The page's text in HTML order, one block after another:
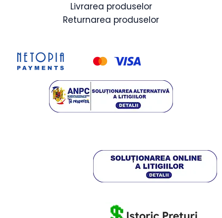
Livrarea produselor
Returnarea produselor